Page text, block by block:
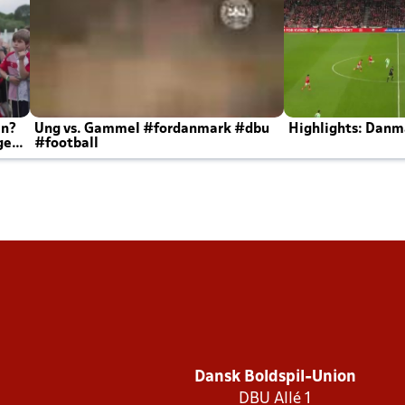
Ung vs. Gammel #fordanmark #dbu
#football
Highlights:
Dansk Boldspil-Union
DBU Allé 1